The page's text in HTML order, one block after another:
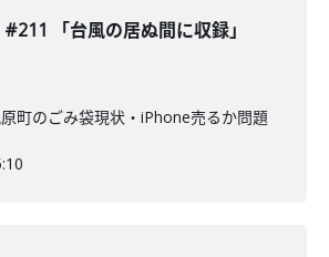
#211 「台風の居ぬ間に収録」
町のごみ袋現状・iPhone売るか問題